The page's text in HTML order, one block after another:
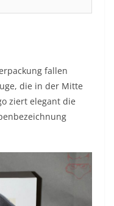
fallen
die in der Mitte
ziert elegant die